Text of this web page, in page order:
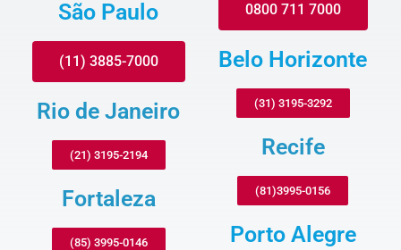
São Paulo
(11) 3885-7000
Rio de Janeiro
(21) 3195-2194
Fortaleza
(85) 3995-0146
0800 711 7000
Belo Horizonte
(31) 3195-3292
Recife
(81)3995-0156
Porto Alegre